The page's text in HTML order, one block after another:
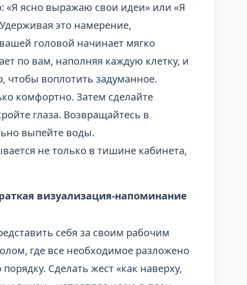
«Я ясно выражаю свои идеи» или «Я
это намерение,
головой начинает мягко
по вам, наполняя каждую клетку, и
чтобы воплотить задуманное.
комфортно. Затем сделайте
глаза. Возвращайтесь в
выпейте воды.
не только в тишине кабинета,
визуализация-напоминание
себя за своим рабочим
где все необходимое разложено
порядку. Сделать жест «как наверху,